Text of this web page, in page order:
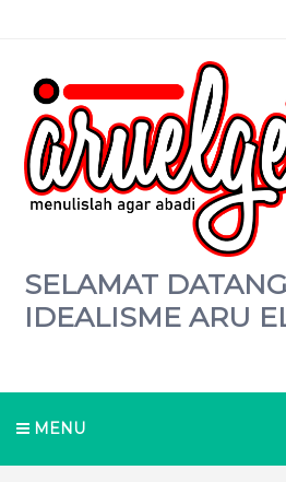
SELAMAT
IDEALISME ARU
MENU